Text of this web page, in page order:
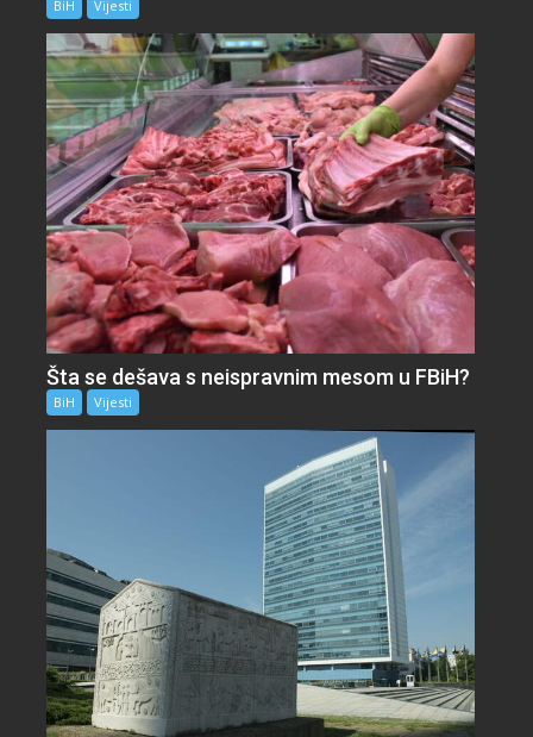
BiH Vijesti
Šta se dešava s neispravnim mesom u FBiH?
BiH Vijesti